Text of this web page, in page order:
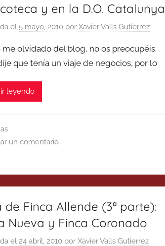
y en la D.O. Catalunya
el 5 mayo, 2010 porXavier Valls Gutierrez
me olvidado del blog, no os preocupéis.
que tenía un viaje de negocios, por lo
leyendo
un comentario
de Finca Allende (3ª parte):
Nueva y Finca Coronado
el24 abril, 2010 porXavier Valls Gutierrez